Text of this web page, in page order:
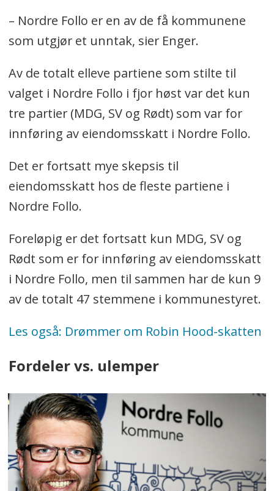
takstmessig verdianslag på fast
eiendom, det vil si en eller annen
form for markedsverdi (salgsverdi).
Betales i de fleste tilfeller sammen
med andre kommunale avgifter, i fire
terminer per år.
I 2019 var det 371 norske kommuner
som innførte eiendomsskatt. 260 av
disse hadde det bare på boliger.
lag 14,2 milliarder kroner, og av dette
beløpet kom 7,4 milliarder kroner fra
boliger. Av de kommunene som har
eiendomsskatt utgjorde dette 3 % av
brutto driftsinntekter i kommunen.
– Nordre Follo er en av de få kommunene
som utgjør et unntak, sier Enger.
Av de totalt elleve partiene som stilte til
valget i Nordre Follo i fjor høst var det kun
tre partier (MDG, SV og Rødt) som var for
innføring av eiendomsskatt i Nordre Follo.
Det er fortsatt mye skepsis til
eiendomsskatt hos de fleste partiene i
Nordre Follo.
Foreløpig er det fortsatt kun MDG, SV og
Rødt som er for innføring av eiendomsskatt
i Nordre Follo, men til sammen har de kun 9
av de totalt 47 stemmene i kommunestyret.
Les også: Drømmer om Robin Hood-skatten
Fordeler vs. ulemper